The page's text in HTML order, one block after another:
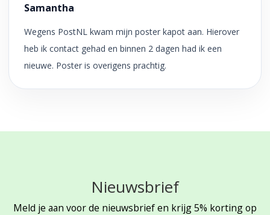
Samantha
Wegens PostNL kwam mijn poster kapot aan. Hierover
heb ik contact gehad en binnen 2 dagen had ik een
nieuwe. Poster is overigens prachtig.
Nieuwsbrief
Meld je aan voor de nieuwsbrief en krijg 5% korting op